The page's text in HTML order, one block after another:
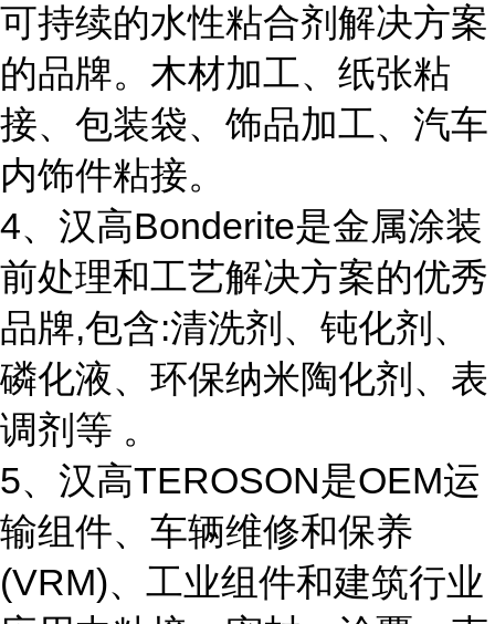
可持续的水性粘合剂解决方案
的品牌。木材加工、纸张粘
接、包装袋、饰品加工、汽车
内饰件粘接。
4、汉高Bonderite是金属涂装
前处理和工艺解决方案的优秀
品牌,包含:清洗剂、钝化剂、
磷化液、环保纳米陶化剂、表
调剂等 。
5、汉高TEROSON是OEM运
输组件、车辆维修和保养
(VRM)、工业组件和建筑行业